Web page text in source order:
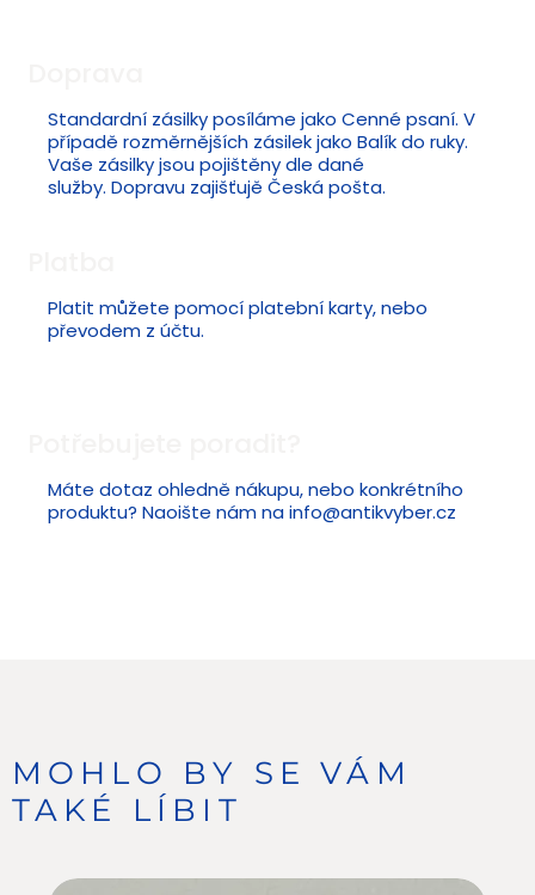
Standardní zásilky posíláme jako Cenné psaní. V
případě rozměrnějších zásilek jako Balík do ruky.
Vaše zásilky jsou pojištěny dle dané
služby. Dopravu zajišťujě Česká pošta.
Platit můžete pomocí platební karty, nebo
převodem z účtu.
Máte dotaz ohledně nákupu, nebo konkrétního
produktu? Naoište nám nainfo@antikvyber.cz
MOHLO BY SE VÁM
TAKÉ LÍBIT